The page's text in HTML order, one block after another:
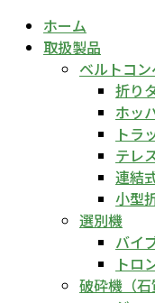
ホーム
取扱製品
ベルトコ
折り
ホッ
トラ
テレ
連結
小型
選別機
バイ
トロ
破砕機（石